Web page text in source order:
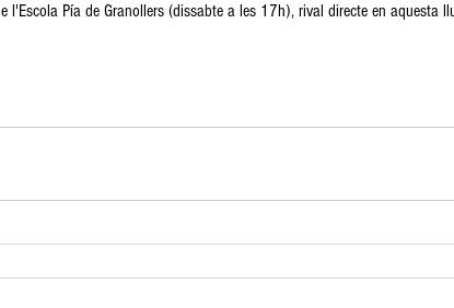
l'Escola Pía de Granollers (dissabte a les 17h), rival directe en aquesta